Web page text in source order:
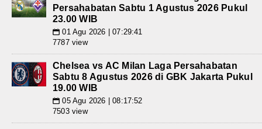
Persahabatan Sabtu 1 Agustus 2026 Pukul
23.00 WIB
📅 01 Agu 2026 | 07:29:41
7787 view
Chelsea vs AC Milan Laga Persahabatan
Sabtu 8 Agustus 2026 di GBK Jakarta Pukul
19.00 WIB
📅 05 Agu 2026 | 08:17:52
7503 view